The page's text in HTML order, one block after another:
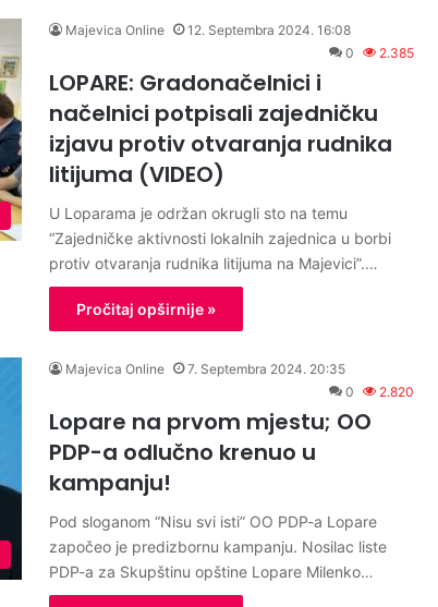
Majevica Online
12. Septembra 2024. 16:08
0
2.385
LOPARE: Gradonačelnici i
načelnici potpisali zajedničku
izjavu protiv otvaranja rudnika
litijuma (VIDEO)
U Loparama je održan okrugli sto na temu
“Zajedničke aktivnosti lokalnih zajednica u borbi
protiv otvaranja rudnika litijuma na Majevici”.…
Pročitaj opširnije »
Majevica Online
7. Septembra 2024. 20:35
0
2.820
Lopare na prvom mjestu; OO
PDP-a odlučno krenuo u
kampanju!
Pod sloganom “Nisu svi isti” OO PDP-a Lopare
započeo je predizbornu kampanju. Nosilac liste
PDP-a za Skupštinu opštine Lopare Milenko…